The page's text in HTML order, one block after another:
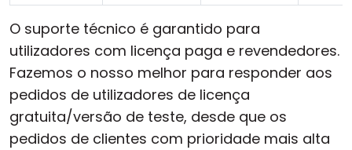
O suporte técnico é garantido para
utilizadores com licença paga e revendedores.
Fazemos o nosso melhor para responder aos
pedidos de utilizadores de licença
gratuita/versão de teste, desde que os
pedidos de clientes com prioridade mais alta